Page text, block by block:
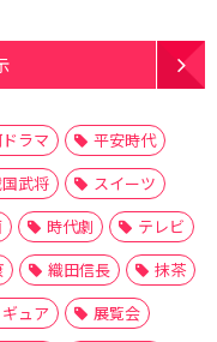
ラマ
平安時代
武将
スイーツ
時代劇
テレビ
織田信長
抹茶
ュア
展覧会